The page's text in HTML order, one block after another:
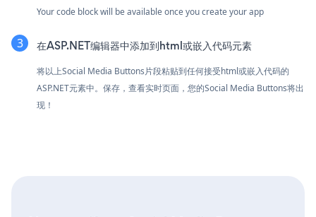
Your code block will be available once you create your app
在ASP.NET编辑器中添加到html或嵌入代码元素
将以上Social Media Buttons片段粘贴到任何接受html或嵌入代码的
ASP.NET元素中。保存，查看实时页面，您的Social Media Buttons将出
现！